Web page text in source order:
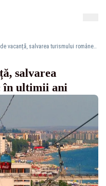
Voucherele de vacanță, salvarea turismului românesc în ultimii ani
salvarea
în ultimii ani